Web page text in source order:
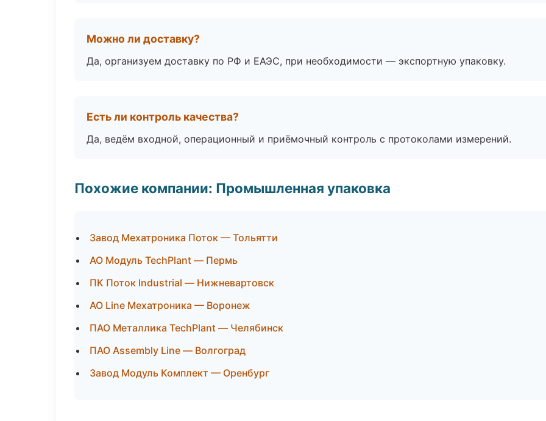
Можно ли доставку?
Да, организуем доставку по РФ и ЕАЭС, при необходимости — экспортную упаковку.
Есть ли контроль качества?
Да, ведём входной, операционный и приёмочный контроль с протоколами измерений.
Похожие компании: Промышленная упаковка
Завод Мехатроника Поток — Тольятти
АО Модуль TechPlant — Пермь
ПК Поток Industrial — Нижневартовск
АО Line Мехатроника — Воронеж
ПАО Металлика TechPlant — Челябинск
ПАО Assembly Line — Волгоград
Завод Модуль Комплект — Оренбург